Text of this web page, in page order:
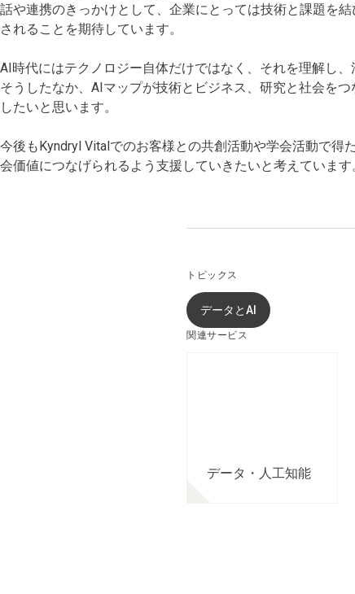
話や連携のきっかけとして、企業にとっては技術と課題を
されることを期待しています。
AI時代にはテクノロジー自体だけではなく、それを理解し
そうしたなか、AIマップが技術とビジネス、研究と社会を
したいと思います。
今後もKyndryl Vitalでのお客様との共創活動や学会活動で
会価値につなげられるよう支援していきたいと考えています
トピックス
データとAI
関連サービス
データ・人工知能